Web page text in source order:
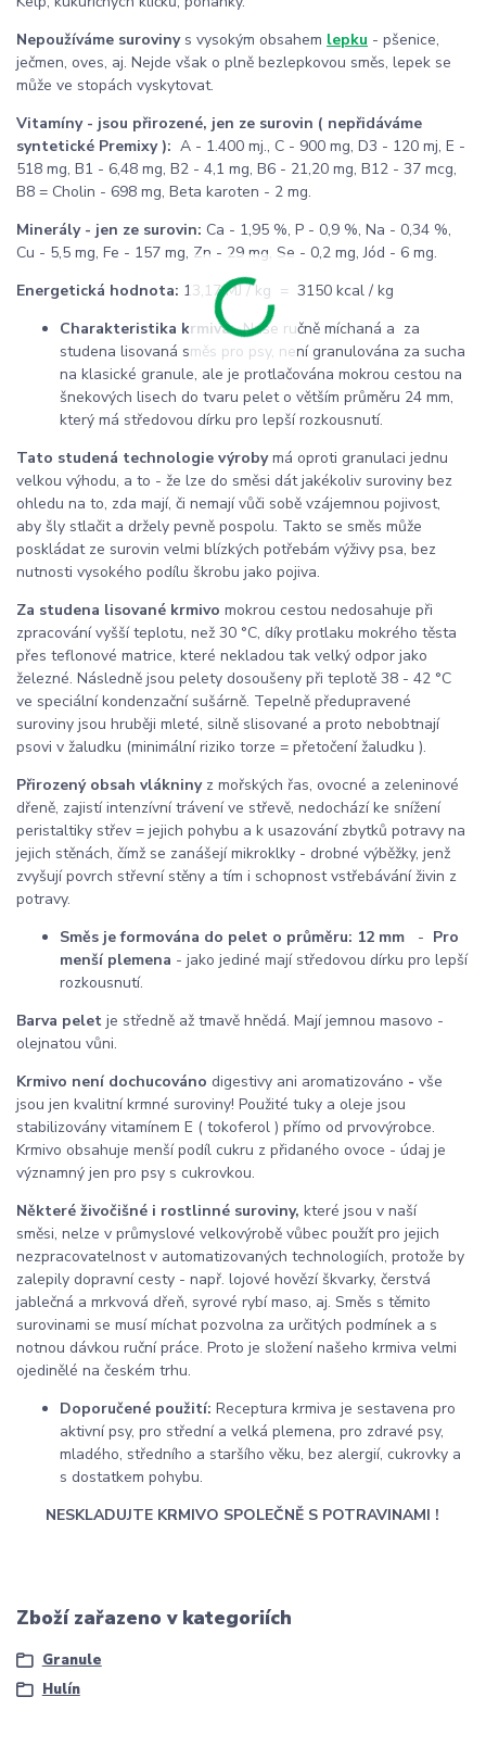
Nepoužíváme suroviny s vysokým obsahem lepku - pšenice,
ječmen, oves, aj. Nejde však o plně bezlepkovou směs, lepek se
může ve stopách vyskytovat.
Vitamíny - jsou přirozené, jen ze surovin ( nepřidáváme
syntetické Premixy ): A - 1.400 mj., C - 900 mg, D3 - 120 mj, E -
518 mg, B1 - 6,48 mg, B2 - 4,1 mg, B6 - 21,20 mg, B12 - 37 mcg,
B8 = Cholin - 698 mg, Beta karoten - 2 mg.
Minerály - jen ze surovin: Ca - 1,95 %, P - 0,9 %, Na - 0,34 %,
Cu - 5,5 mg, Fe - 157 mg, Zn - 29 mg, Se - 0,2 mg, Jód - 6 mg.
Energetická hodnota: 13,17 MJ / kg = 3150 kcal / kg
Charakteristika krmiva:Naše ručně míchaná a za
studena lisovaná směs pro psy, není granulována za sucha
na klasické granule, ale je protlačována mokrou cestou na
šnekových lisech do tvaru pelet o větším průměru 24 mm,
který má středovou dírku pro lepší rozkousnutí.
Tato studená technologie výrobymá oproti granulaci jednu
velkou výhodu, a to - že lze do směsi dát jakékoliv suroviny bez
ohledu na to, zda mají, či nemají vůči sobě vzájemnou pojivost,
aby šly stlačit a držely pevně pospolu. Takto se směs může
poskládat ze surovin velmi blízkých potřebám výživy psa, bez
nutnosti vysokého podílu škrobu jako pojiva.
Za studena lisované krmivo mokrou cestou nedosahuje při
zpracování vyšší teplotu, než 30 °C, díky protlaku mokrého těsta
přes teflonové matrice, které nekladou tak velký odpor jako
železné. Následně jsou pelety dosoušeny při teplotě 38 - 42 °C
ve speciální kondenzační sušárně. Tepelně předupravené
suroviny jsou hruběji mleté, silně slisované a proto nebobtnají
psovi v žaludku (minimální riziko torze = přetočení žaludku ).
Přirozený obsah vlákninyz mořských řas, ovocné a zeleninové
dřeně, zajistí intenzívní trávení ve střevě, nedochází ke snížení
peristaltiky střev = jejich pohybu a k usazování zbytků potravy na
jejich stěnách, čímž se zanášejí mikroklky - drobné výběžky, jenž
zvyšují povrch střevní stěny a tím i schopnost vstřebávání živin z
potravy.
Směs je formována do pelet o průměru: 12 mm - Pro
menší plemena - jako jediné mají středovou dírku pro lepší
rozkousnutí.
Barva pelet je středně až tmavě hnědá. Mají jemnou masovo -
olejnatou vůni.
Krmivo není dochucováno digestivy ani aromatizováno - vše
jsou jen kvalitní krmné suroviny! Použité tuky a oleje jsou
stabilizovány vitamínem E ( tokoferol ) přímo od prvovýrobce.
Krmivo obsahuje menší podíl cukru z přidaného ovoce - údaj je
významný jen pro psy s cukrovkou.
Některé živočišné i rostlinné suroviny, které jsou v naší
směsi, nelze v průmyslové velkovýrobě vůbec použít pro jejich
nezpracovatelnost v automatizovaných technologiích, protože by
zalepily dopravní cesty - např. lojové hovězí škvarky, čerstvá
jablečná a mrkvová dřeň, syrové rybí maso, aj. Směs s těmito
surovinami se musí míchat pozvolna za určitých podmínek a s
notnou dávkou ruční práce. Proto je složení našeho krmiva velmi
ojedinělé na českém trhu.
Doporučené použití: Receptura krmiva je sestavena pro
aktivní psy, pro střední a velká plemena, pro zdravé psy,
mladého, středního a staršího věku, bez alergií, cukrovky a
s dostatkem pohybu.
NESKLADUJTE KRMIVO SPOLEČNĚ S POTRAVINAMI !
Zboží zařazeno v kategoriích
Granule
Hulín